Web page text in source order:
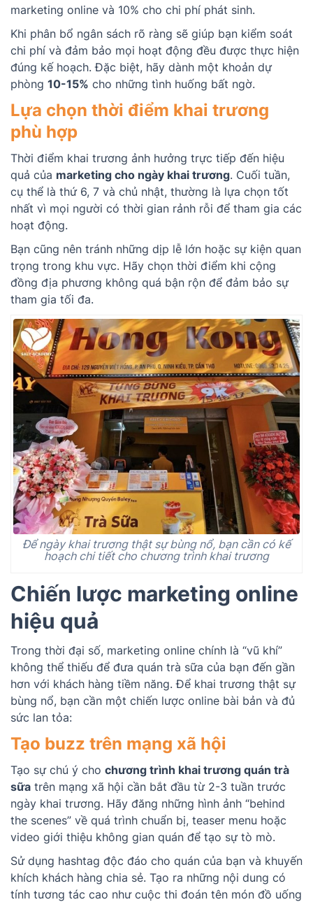
marketing online và 10% cho chi phí phát sinh.
Khi phân bổ ngân sách rõ ràng sẽ giúp bạn kiểm soát
chi phí và đảm bảo mọi hoạt động đều được thực hiện
đúng kế hoạch. Đặc biệt, hãy dành một khoản dự
phòng 10-15% cho những tình huống bất ngờ.
Lựa chọn thời điểm khai trương
phù hợp
Thời điểm khai trương ảnh hưởng trực tiếp đến hiệu
quả của marketing cho ngày khai trương. Cuối tuần,
cụ thể là thứ 6, 7 và chủ nhật, thường là lựa chọn tốt
nhất vì mọi người có thời gian rảnh rỗi để tham gia các
hoạt động.
Bạn cũng nên tránh những dịp lễ lớn hoặc sự kiện quan
trọng trong khu vực. Hãy chọn thời điểm khi cộng
đồng địa phương không quá bận rộn để đảm bảo sự
tham gia tối đa.
Để ngày khai trương thật sự bùng nổ, bạn cần có kế
hoạch chi tiết cho chương trình khai trương
Chiến lược marketing online
hiệu quả
Trong thời đại số, marketing online chính là “vũ khí”
không thể thiếu để đưa quán trà sữa của bạn đến gần
hơn với khách hàng tiềm năng. Để khai trương thật sự
bùng nổ, bạn cần một chiến lược online bài bản và đủ
sức lan tỏa:
Tạo buzz trên mạng xã hội
Tạo sự chú ý cho chương trình khai trương quán trà
sữa trên mạng xã hội cần bắt đầu từ 2-3 tuần trước
ngày khai trương. Hãy đăng những hình ảnh “behind
the scenes” về quá trình chuẩn bị, teaser menu hoặc
video giới thiệu không gian quán để tạo sự tò mò.
Sử dụng hashtag độc đáo cho quán của bạn và khuyến
khích khách hàng chia sẻ. Tạo ra những nội dung có
tính tương tác cao như cuộc thi đoán tên món đồ uống